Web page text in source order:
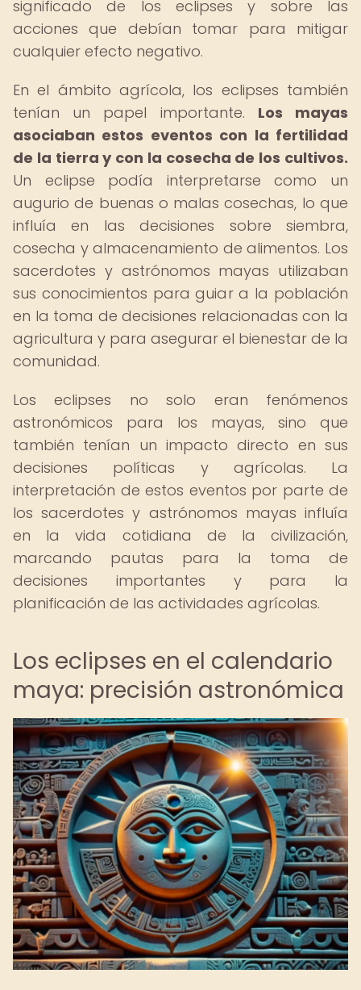
significado de los eclipses y sobre las
acciones que debían tomar para mitigar
cualquier efecto negativo.
En el ámbito agrícola, los eclipses también
tenían un papel importante. Los mayas
asociaban estos eventos con la fertilidad
de la tierra y con la cosecha de los cultivos.
Un eclipse podía interpretarse como un
augurio de buenas o malas cosechas, lo que
influía en las decisiones sobre siembra,
cosecha y almacenamiento de alimentos. Los
sacerdotes y astrónomos mayas utilizaban
sus conocimientos para guiar a la población
en la toma de decisiones relacionadas con la
agricultura y para asegurar el bienestar de la
comunidad.
Los eclipses no solo eran fenómenos
astronómicos para los mayas, sino que
también tenían un impacto directo en sus
decisiones políticas y agrícolas. La
interpretación de estos eventos por parte de
los sacerdotes y astrónomos mayas influía
en la vida cotidiana de la civilización,
marcando pautas para la toma de
decisiones importantes y para la
planificación de las actividades agrícolas.
Los eclipses en el calendario
maya: precisión astronómica